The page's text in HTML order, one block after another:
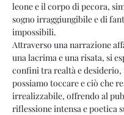
leone e il corpo di pecora,
sogno irraggiungibile e di
impossibili.
Attraverso una narrazione
una lacrima e una risata, si
confini tra realtà e desiderio,
possiamo toccare e ciò che
irrealizzabile, offrendo al
riflessione intensa e poetica